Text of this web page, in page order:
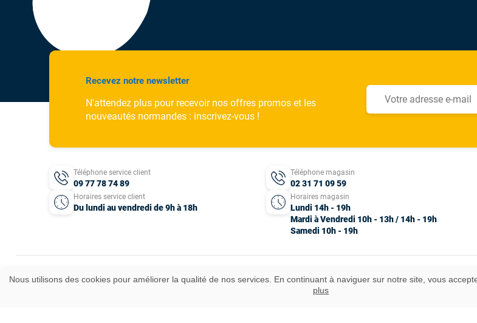
Recevez notre newsletter
N'attendez plus pour recevoir nos offres promos et les
nouveautés normandes : inscrivez-vous !
Téléphone service client
09 77 78 74 89
Horaires service client
Du lundi au vendredi de 9h à 18h
Téléphone magasin
02 31 71 09 59
Horaires magasin
Lundi 14h - 19h
Mardi à Vendredi 10h - 13h / 14h - 19h
Samedi 10h - 19h
Nous utilisons des cookies pour améliorer la qualité de nos services. En continuant à naviguer sur notre site, vous
plus
Mentions légalesCGVDonnées personnellesPlan du siteIdées cadeaux© 2025 Tous droits réservés.